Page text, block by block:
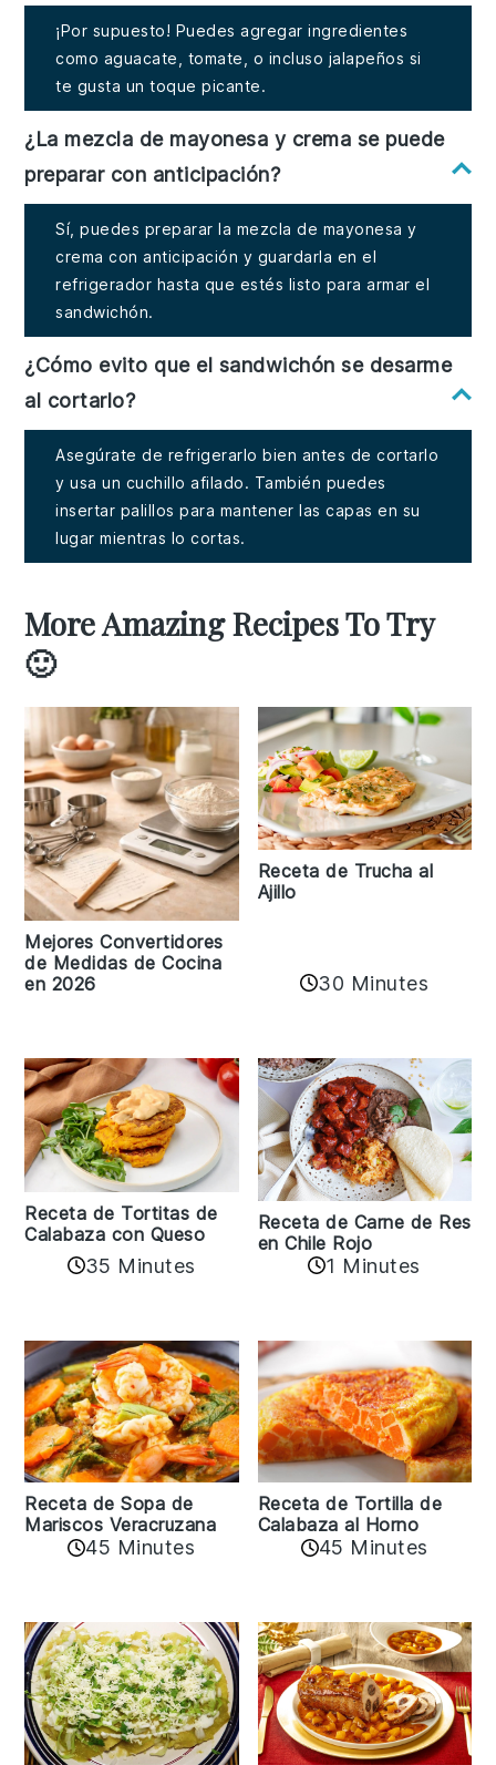
¡Por supuesto! Puedes agregar ingredientes
como aguacate, tomate, o incluso jalapeños si
te gusta un toque picante.
¿La mezcla de mayonesa y crema se puede
preparar con anticipación?
Sí, puedes preparar la mezcla de mayonesa y
crema con anticipación y guardarla en el
refrigerador hasta que estés listo para armar el
sandwichón.
¿Cómo evito que el sandwichón se desarme
al cortarlo?
Asegúrate de refrigerarlo bien antes de cortarlo
y usa un cuchillo afilado. También puedes
insertar palillos para mantener las capas en su
lugar mientras lo cortas.
More Amazing Recipes To Try
🙂
Mejores Convertidores
de Medidas de Cocina
en 2026
Receta de Trucha al
Ajillo
30 Minutes
Receta de Tortitas de
Calabaza con Queso
35 Minutes
Receta de Carne de Res
en Chile Rojo
1 Minutes
Receta de Sopa de
Mariscos Veracruzana
45 Minutes
Receta de Tortilla de
Calabaza al Horno
45 Minutes